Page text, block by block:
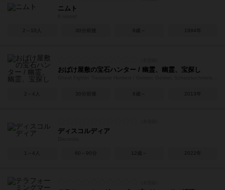
ニムト
2～10人 30分前後 8歳～ 1994年
おばけ屋敷の宝石ハンター / 幽霊、幽霊、宝探し
2～4人 30分前後 8歳～ 2013年
ディスコルディア
1～4人 60～90分 12歳～ 2022年